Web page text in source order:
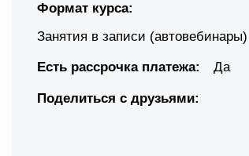
Формат курса:
Занятия в записи (автовебинары)
Есть рассрочка платежа: Да
Поделиться с друзьями: